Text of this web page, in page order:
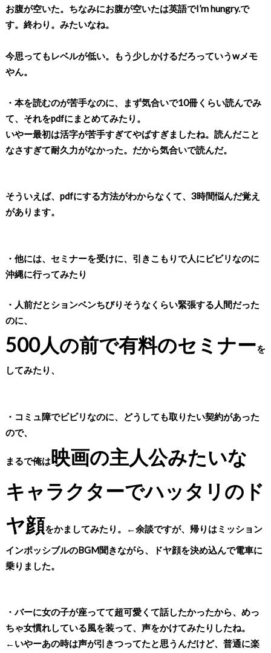
お腹が空いた。ちなみにお腹が空いたは英語でI’m hungry.で
す。終わり。みたいなね。
今思ってもレベルが低い。もう少しかけるだろっていうwメモ
やん。
・本を読むのが苦手なのに、まず気合いで10冊くらい読んでみ
て、それをpdfにまとめてみたり。
いやー最初は活字が苦手すぎてやばすぎましたね。読んだこと
なさすぎて耐久力がなかった。だから気合いで読んだ。
そういえば、pdfにする方法がわからなくて、3時間悩んだ覚え
があります。
・他には、セミナーを受けに、引きこもりで人にビビリなのに
沖縄に行ってみたり
・人前だとションベンちびりそうなくらい緊張する人間だった
のに、
500人の前で有料のセミナーを
してみたり、
・コミュ障でビビリなのに、どうしても取りたい契約があった
ので、
まるで俺は映画の主人公みたいな
キャラクターでハッタリのド
ヤ顔をかましてみたり。←余談ですが、帰りはミッション
インポッシブルのBGM聞きながら、ドヤ顔を決め込んで電車に
乗りました。
・バーに女の子が座ってて超可愛くて話したかったから、めっ
ちゃ女慣れしている風を装って、声をかけてみたりしたね。
←いやーあの時は声が引きつってたと思うんだけど、普通に楽